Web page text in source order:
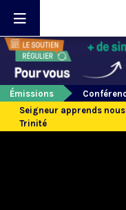
Émissions
Seigneur apprends
Trinité